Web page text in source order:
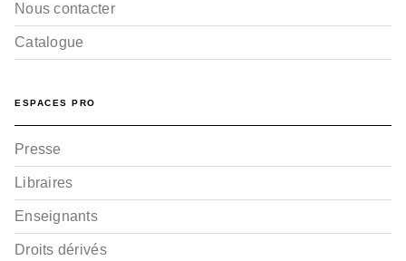
Nous contacter
Catalogue
ESPACES PRO
Presse
Libraires
Enseignants
Droits dérivés